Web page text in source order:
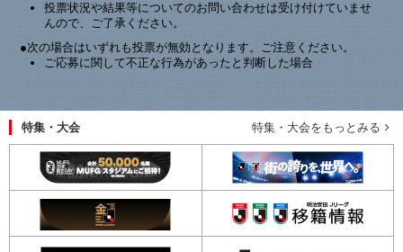
投票状況や結果等についてのお問い合わせは受け付けていませ
んので、ご了承ください。
●次の場合はいずれも投票が無効となります。ご注意ください。
ご応募に関して不正な行為があったと判断した場合
特集・大会 特集・大会をもっとみる